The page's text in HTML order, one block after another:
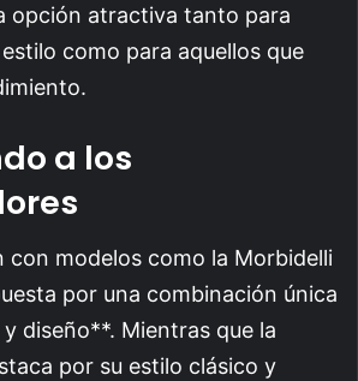
opción atractiva tanto para
como para aquellos que
a los
con modelos como la Morbidelli
por una combinación única
diseño**. Mientras que la
por su estilo clásico y